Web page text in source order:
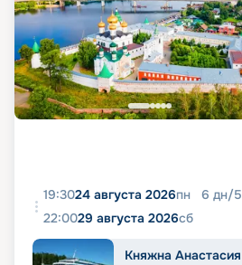
19:3024 августа 2026пн 6 дн/5
22:0029 августа 2026сб
Княжна Анастасия